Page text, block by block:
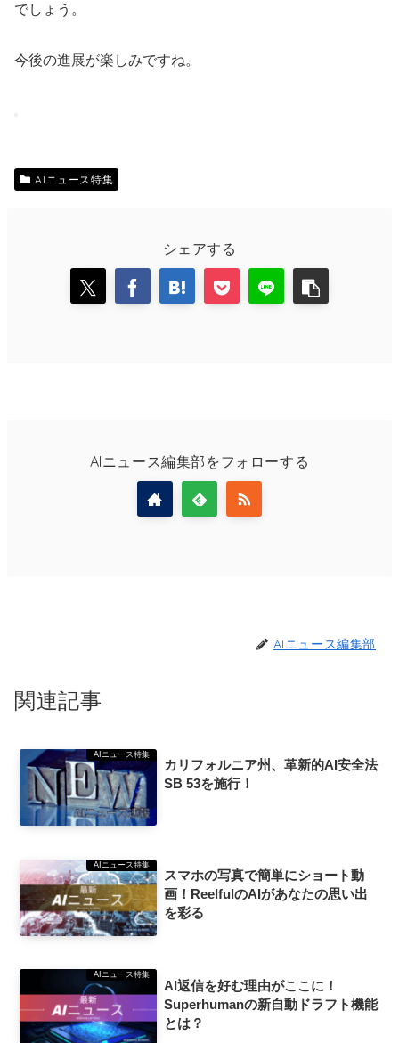
でしょう。
今後の進展が楽しみですね。
AIニュース特集
シェアする
AIニュース編集部をフォローする
AIニュース編集部
関連記事
AIニュース特集
カリフォルニア州、革新的AI安全法
SB 53を施行！
AIニュース特集
スマホの写真で簡単にショート動
画！ReelfulのAIがあなたの思い出
を彩る
AIニュース特集
AI返信を好む理由がここに！
Superhumanの新自動ドラフト機能
とは？